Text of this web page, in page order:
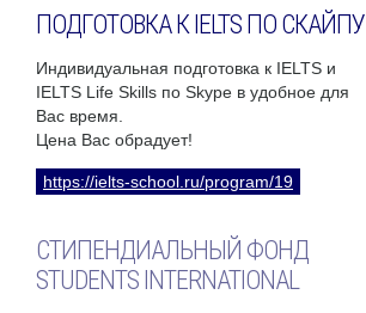
ПОДГОТОВКА К IELTS ПО СКАЙПУ
Индивидуальная подготовка к IELTS и
IELTS Life Skills по Skype в удобное для
Вас время.
Цена Вас обрадует!
https://ielts-school.ru/program/19
СТИПЕНДИАЛЬНЫЙ ФОНД
STUDENTS INTERNATIONAL